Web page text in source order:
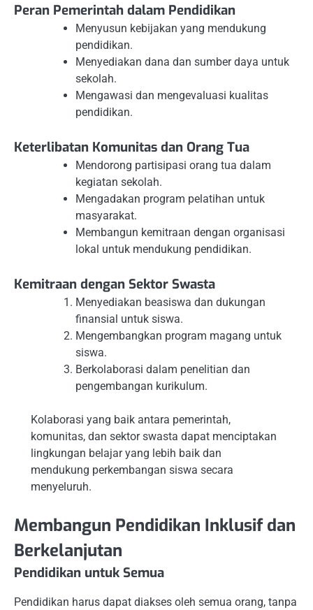
Peran Pemerintah dalam Pendidikan
Menyusun kebijakan yang mendukung
pendidikan.
Menyediakan dana dan sumber daya untuk
sekolah.
Mengawasi dan mengevaluasi kualitas
pendidikan.
Keterlibatan Komunitas dan Orang Tua
Mendorong partisipasi orang tua dalam
kegiatan sekolah.
Mengadakan program pelatihan untuk
masyarakat.
Membangun kemitraan dengan organisasi
lokal untuk mendukung pendidikan.
Kemitraan dengan Sektor Swasta
Menyediakan beasiswa dan dukungan
finansial untuk siswa.
Mengembangkan program magang untuk
siswa.
Berkolaborasi dalam penelitian dan
pengembangan kurikulum.
Kolaborasi yang baik antara pemerintah,
komunitas, dan sektor swasta dapat menciptakan
lingkungan belajar yang lebih baik dan
mendukung perkembangan siswa secara
menyeluruh.
Membangun Pendidikan Inklusif dan
Berkelanjutan
Pendidikan untuk Semua
Pendidikan harus dapat diakses oleh semua orang, tanpa